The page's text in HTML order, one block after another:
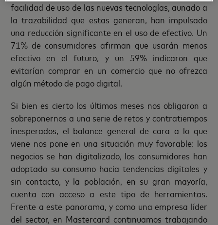
facilidad de uso de las nuevas tecnologías, aunado a
la trazabilidad que estas generan, han impulsado
una reducción significante en el uso de efectivo. Un
71% de consumidores afirman que usarán menos
efectivo en el futuro, y un 59% indicaron que
evitarían comprar en un comercio que no ofrezca
algún método de pago digital.
Si bien es cierto los últimos meses nos obligaron a
sobreponernos a una serie de retos y contratiempos
inesperados, el balance general de cara a lo que
viene nos pone en una situación muy favorable: los
negocios se han digitalizado, los consumidores han
adoptado su consumo hacia tendencias digitales y
sin contacto, y la población, en su gran mayoría,
cuenta con acceso a este tipo de herramientas.
Frente a este panorama, y como una empresa líder
del sector, en Mastercard continuamos trabajando